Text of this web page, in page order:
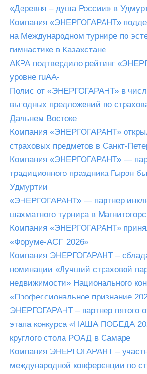
«Деревня – душа России» в
Компания «ЭНЕРГОГАРАНТ»
на Международном турнире по
гимнастике в Казахстане
АКРА подтвердило рейтинг
уровне ruAA-
Полис от «ЭНЕРГОГАРАНТ» в
выгодных предложений по
Дальнем Востоке
Компания «ЭНЕРГОГАРАНТ»
страховых предметов в Санкт-
Компания «ЭНЕРГОГАРАНТ» —
традиционного праздника Гырон
Удмуртии
«ЭНЕРГОГАРАНТ» — партнер
шахматного турнира в
Компания «ЭНЕРГОГАРАНТ»
«Форуме-АСП 2026»
Компания ЭНЕРГОГАРАНТ –
номинации «Лучший страховой
недвижимости» Национального
«Профессиональное признание
ЭНЕРГОГАРАНТ – партнер пятого
этапа конкурса «НАША ПОБЕДА
круглого стола РОАД в Самаре
Компания ЭНЕРГОГАРАНТ –
международной конференции по